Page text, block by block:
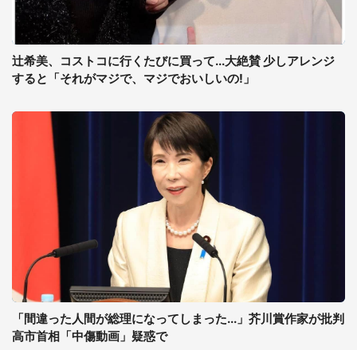
辻希美、コストコに行くたびに買って...大絶賛 少しアレンジ
すると「それがマジで、マジでおいしいの!」
「間違った人間が総理になってしまった...」芥川賞作家が批判
高市首相「中傷動画」疑惑で